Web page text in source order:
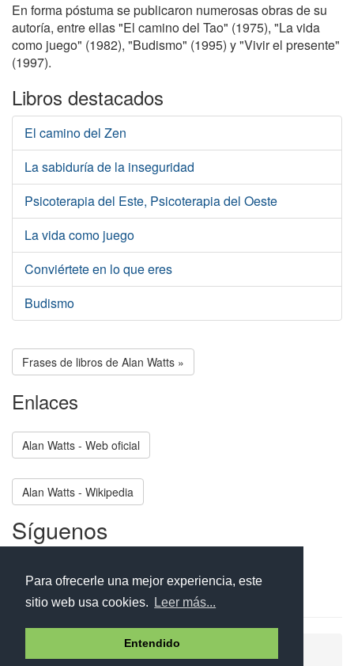
Para ofrecerle una mejor experiencia, este
sitio web usa cookies.
Leer más...
Entendido
En forma póstuma se publicaron numerosas obras de su
autoría, entre ellas "El camino del Tao" (1975), "La vida
como juego" (1982), "Budismo" (1995) y "Vivir el presente"
(1997).
Libros destacados
El camino del Zen
La sabiduría de la inseguridad
Psicoterapia del Este, Psicoterapia del Oeste
La vida como juego
Conviértete en lo que eres
Budismo
Frases de libros de Alan Watts »
Enlaces
Alan Watts - Web oficial
Alan Watts - Wikipedia
Síguenos
Aviso legal